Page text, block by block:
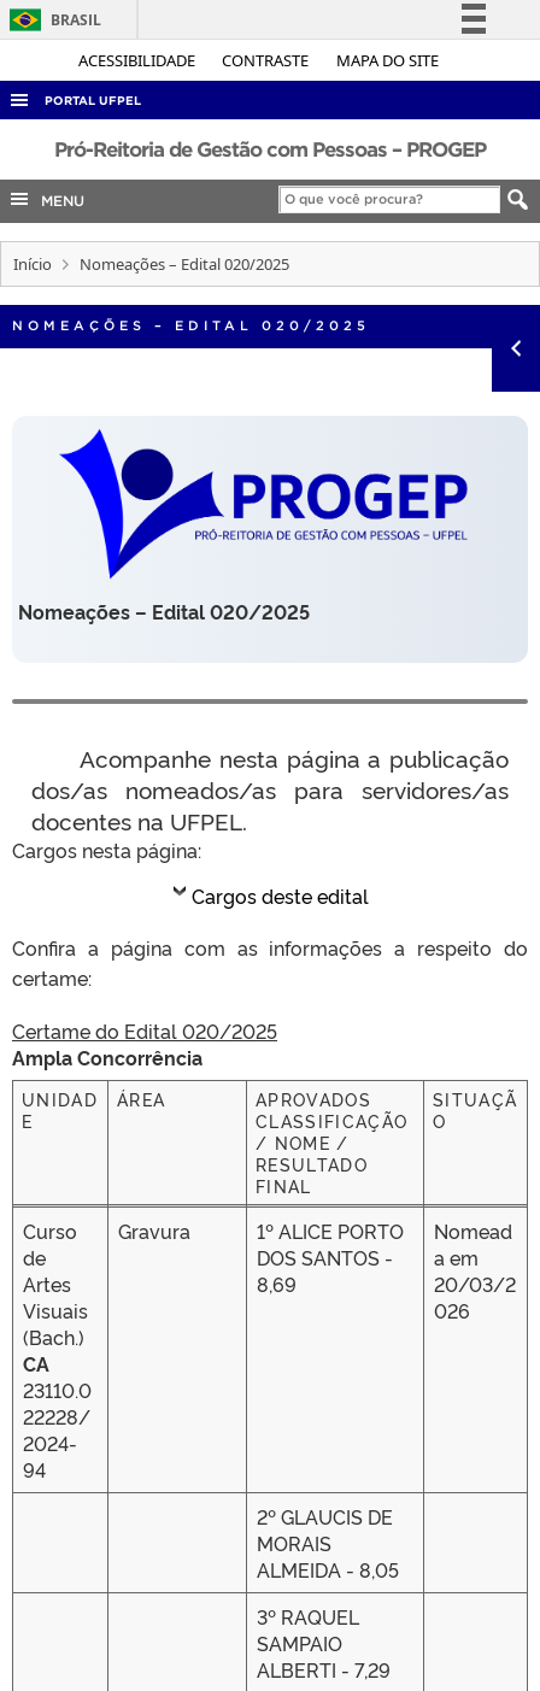
ACESSIBILIDADE CONTRASTE MAPA DO SITE
BRASIL
Simplifique!
Legislação
Canais
PORTAL UFPEL
ACESSO À INFORMAÇÃO
AUDITORIA
COBALTO
CONCURSOS
EDITAIS
INTERNACIONAL
PORTARIAS
TELEFONES
Pró-Reitoria de Gestão com Pessoas – PROGEP
MENU
Início Nomeações – Edital 020/2025
NOMEAÇÕES – EDITAL 020/2025
Nomeações – Edital 020/2025
Acompanhe nesta página a publicação
dos/as nomeados/as para servidores/as
docentes na UFPEL.
Cargos nesta página:
Cargos deste edital
Confira a página com as informações a respeito do
certame:
Certame do Edital 020/2025
Ampla Concorrência
UNIDAD
E
ÁREA
APROVADOS
CLASSIFICAÇÃO
/ NOME /
RESULTADO
FINAL
SITUAÇÃ
O
E
CLASSIFICAÇÃO
/ NOME /
RESULTADO
O
Curso
de
Artes
Visuais
(Bach.)
CA
23110.0
22228/
2024-
94
Gravura
1º ALICE PORTO
DOS SANTOS -
8,69
Nomead
a em
20/03/2
026
2º GLAUCIS DE
MORAIS
ALMEIDA - 8,05
3º RAQUEL
SAMPAIO
ALBERTI - 7,29